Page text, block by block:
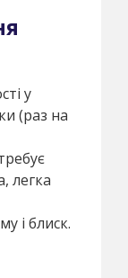
у
(раз на
легка
і блиск.